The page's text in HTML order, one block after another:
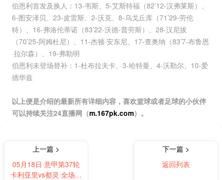
伯恩利首发及换人：13-韦斯、5-艾斯特福（82’12-汉弗莱斯）、
6-图安泽贝、23-皮雷斯、2-沃克、8-乌戈丘库（71’29-劳伦
特）、16-弗洛伦蒂诺（83’22-沃德-普劳斯）、28-汉尼拔
（70’25-阿姆杜尼）、11-杰顿·安东尼、17-查奥纳（83’7-布鲁恩
·拉尔森）、19-弗勒明
伯恩利未登场替补：1-杜布拉夫卡、3-哈特曼、4-沃勒尔、10-爱
德华兹
以上便是介绍的最新所有详细内容，喜欢篮球或者足球的小伙伴
可以持续关注24直播网（m.167pk.com）。
上一篇 >
05月18日 意甲第37轮
卡利亚里vs都灵 全场录
下一篇 >
返回列表